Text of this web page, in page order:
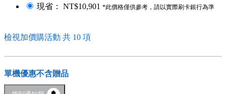
現省： NT$10,901 *此價格僅供參考，請以實際刷卡銀行為準
檢視加價購活動 共 10 項
單機優惠不含贈品